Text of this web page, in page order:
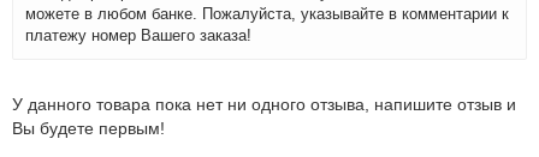
можете в любом банке. Пожалуйста, указывайте в комментарии к
платежу номер Вашего заказа!
У данного товара пока нет ни одного отзыва, напишите отзыв и
Вы будете первым!